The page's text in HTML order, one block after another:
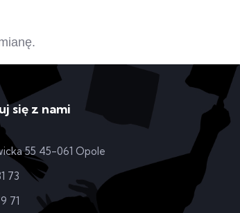
się z nami
55 45-061 Opole
73
71